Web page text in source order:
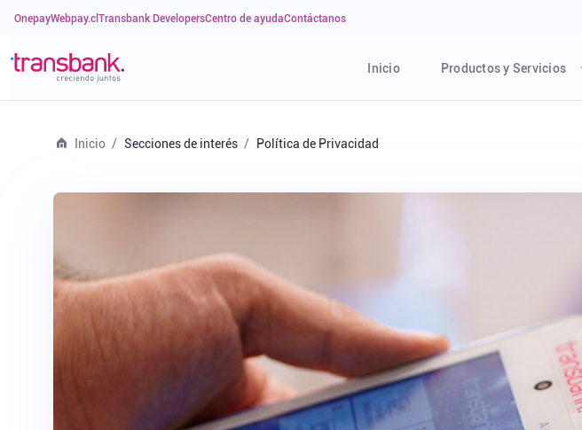
OnepayWebpay.cl Transbank DevelopersCentro de ayudaContáctanos
Inicio Productos y Servicios
Inicio Secciones de interés Política de Privacidad